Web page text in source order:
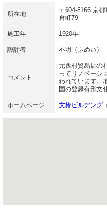
所在地
〒604-8166 京
倉町79
施工年 1920年
設計者 不明（ふめい）
コメント
元西村貿易店の
ってリノベーシ
われています。
国の登録有形文
ホームページ 文椿ビルヂング